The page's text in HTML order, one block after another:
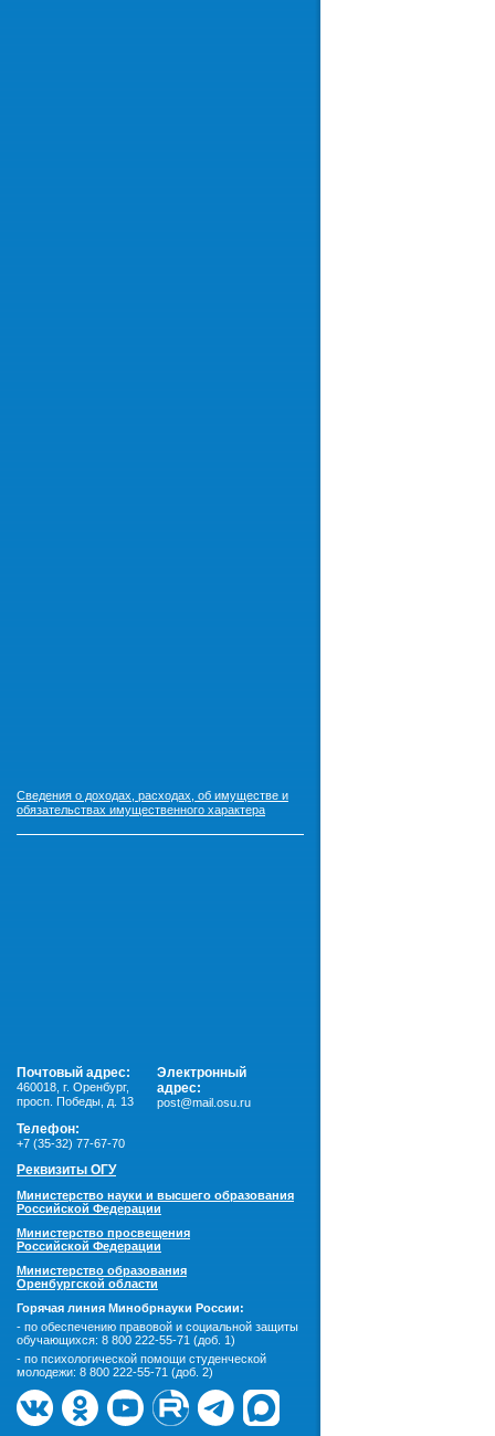
Сведения о доходах, расходах, об имуществе и
обязательствах имущественного характера
Почтовый адрес:
460018 г. Оренбург,
просп. Победы, д. 13
Электронный
адрес:
post@mail.osu.ru
Телефон:
+7 (35-32) 77-67-70
Реквизиты ОГУ
Министерство науки и высшего образования
Российской Федерации
Министерство просвещения
Российской Федерации
Министерство образования
Оренбургской области
Горячая линия Минобрнауки России:
- по обеспечению правовой и социальной защиты
обучающихся: 8 800 222-55-71 (доб. 1)
- по психологической помощи студенческой
молодежи: 8 800 222-55-71 (доб. 2)